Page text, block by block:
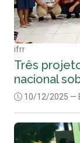
ifrr
Três
nacional
10/12/2025 —